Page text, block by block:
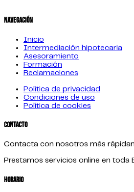
Navegación
Inicio
Intermediación hipotecaria
Asesoramiento
Formación
Reclamaciones
Política de privacidad
Condiciones de uso
Política de cookies
Contacto
Contacta con nosotros más
Prestamos servicios online en toda
Horario